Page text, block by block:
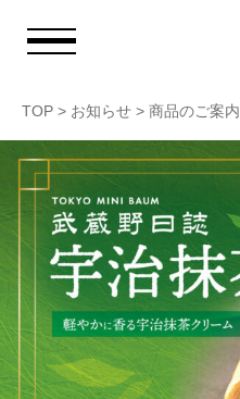
青木屋のおもい
商品情報
店舗情報
採用情報
TOP > お知らせ > 商品のご案内